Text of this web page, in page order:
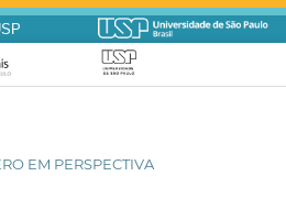
EM PERSPECTIVA